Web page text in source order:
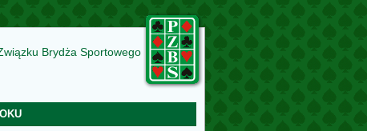
Brydża Sportowego